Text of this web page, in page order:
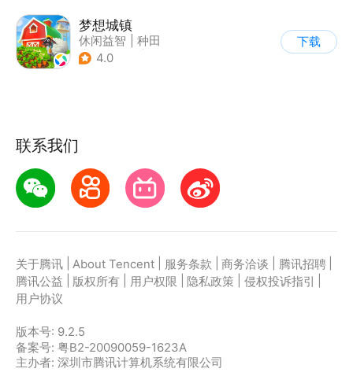
梦想城镇
休闲益智
种田
| 田园生活
4.0
下载
联系我们
关于腾讯 About Tencent 服务条款 商务洽谈 腾讯招聘
腾讯公益
版权所有 用户权限 隐私政策 侵权投诉指引
用户协议
版本号: 9.2.5
备案号: 粤B2-20090059-1623A
主办者: 深圳市腾讯计算机系统有限公司